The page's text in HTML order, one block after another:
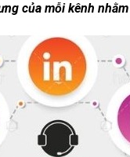
của mỗi kênh